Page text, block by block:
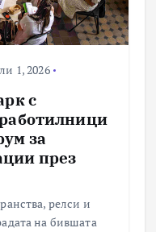
1, 2026
с
за
през
релси и
на бившата